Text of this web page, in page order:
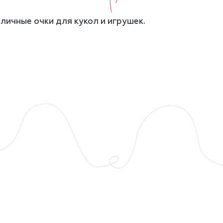
очки для кукол и игрушек.